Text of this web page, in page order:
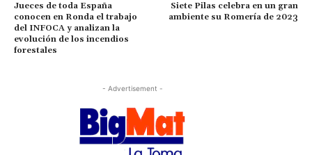
Jueces de toda España
conocen en Ronda el trabajo
del INFOCA y analizan la
evolución de los incendios
forestales
Siete Pilas celebra en un gran
ambiente su Romería de 2023
- Advertisement -